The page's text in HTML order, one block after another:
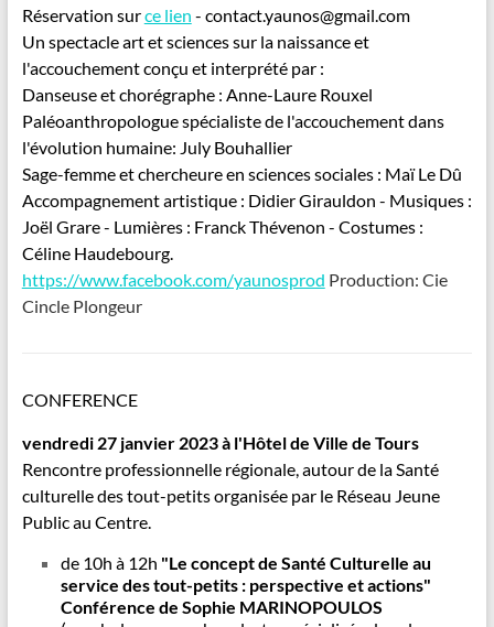
Réservation surce lien - contact.yaunos@gmail.com
Un spectacle art et sciences sur la naissance et
l'accouchement conçu et interprété par :
Danseuse et chorégraphe : Anne-Laure Rouxel
Paléoanthropologue spécialiste de l'accouchement dans
l'évolution humaine: July Bouhallier
Sage-femme et chercheure en sciences sociales : Maï Le Dû
Accompagnement artistique : Didier Girauldon - Musiques :
Joël Grare - Lumières : Franck Thévenon - Costumes :
Céline Haudebourg.
https://www.facebook.com/yaunosprod Production: Cie
Cincle Plongeur
CONFERENCE
vendredi 27 janvier 2023 à l'Hôtel de Ville de Tours
Rencontre professionnelle régionale, autour de la Santé
culturelle des tout-petits organisée par le Réseau Jeune
Public au Centre.
de 10h à 12h "Le concept de Santé Culturelle au
service des tout-petits : perspective et actions"
Conférence de Sophie MARINOPOULOS